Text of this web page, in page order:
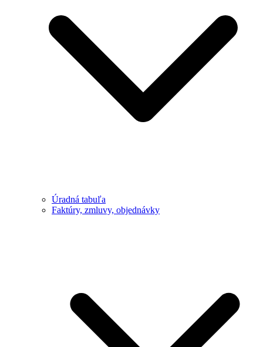
Úradná tabuľa
Faktúry, zmluvy, objednávky